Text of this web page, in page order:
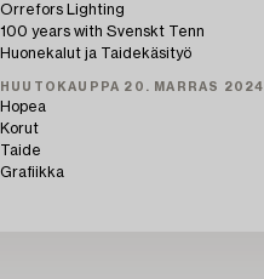
Orrefors Lighting
100 years with Svenskt Tenn
Huonekalut ja Taidekäsityö
HUUTOKAUPPA 20. MARRAS 2024
Hopea
Korut
Taide
Grafiikka